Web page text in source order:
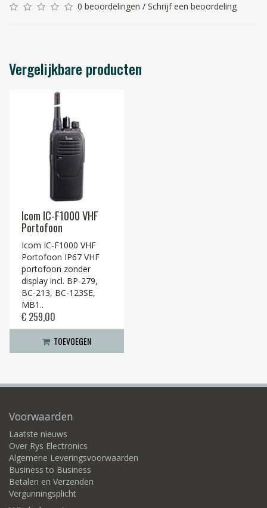
0 beoordelingen / Schrijf een beoordeling
Vergelijkbare producten
Icom IC-F1000 VHF
Portofoon
Icom IC-F1000 VHF
Portofoon IP67 VHF
portofoon zonder
display incl. BP-279,
BC-213, BC-123SE,
MB1..
€ 259,00
TOEVOEGEN
Voorwaarden
Laatste nieuws
Over Rys Electronics
Algemene Leveringsvoorwaarden
Business to Business
Betalen en Verzenden
Vergunningsplicht